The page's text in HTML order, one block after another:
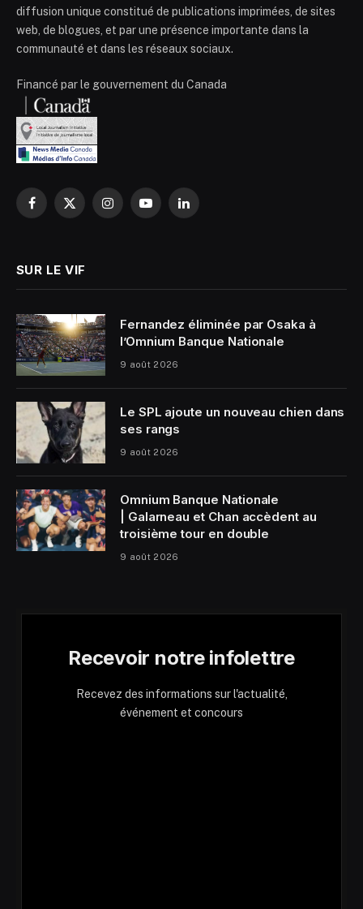
diffusion unique constitué de publications imprimées, de sites
web, de blogues, et par une présence importante dans la
communauté et dans les réseaux sociaux.
Financé par le gouvernement du Canada
Facebook
X
InstagramYouTubeLinkedIn
SUR LE VIF
Fernandez éliminée par Osaka à
l’Omnium Banque Nationale
9 août 2026
Le SPL ajoute un nouveau chien dans
ses rangs
9 août 2026
Omnium Banque Nationale
| Galarneau et Chan accèdent au
troisième tour en double
9 août 2026
Recevoir notre infolettre
Recevez des informations sur l'actualité,
événement et concours